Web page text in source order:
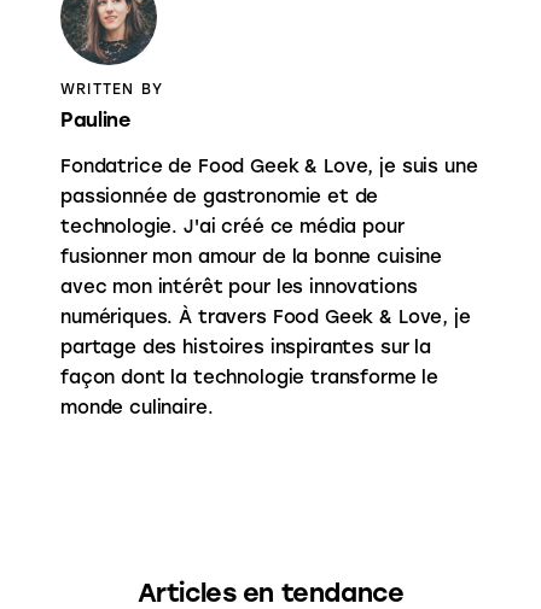
WRITTEN BY
Pauline
Fondatrice de Food Geek & Love, je suis une
passionnée de gastronomie et de
technologie. J'ai créé ce média pour
fusionner mon amour de la bonne cuisine
avec mon intérêt pour les innovations
numériques. À travers Food Geek & Love, je
partage des histoires inspirantes sur la
façon dont la technologie transforme le
monde culinaire.
Articles en tendance